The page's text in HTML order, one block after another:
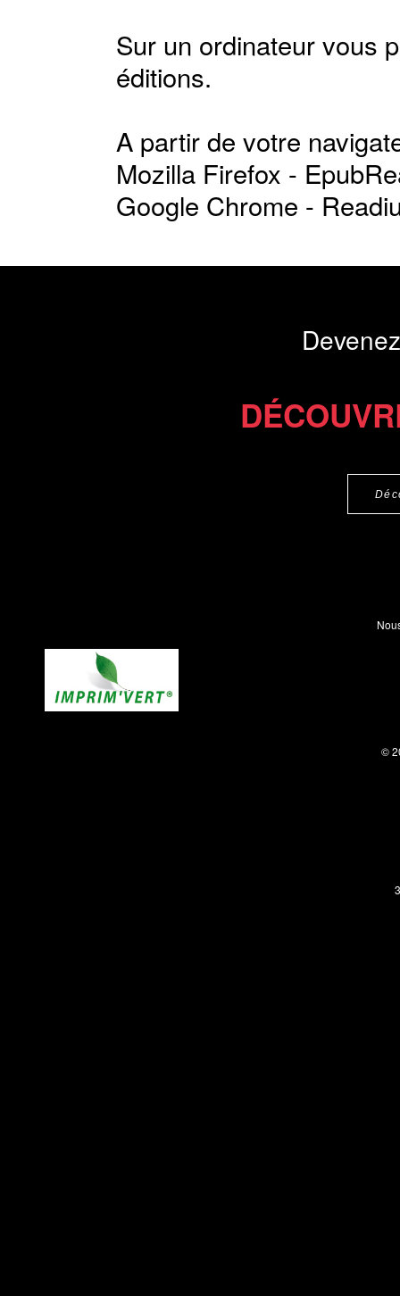
Sur un ordinateur vous
éditions.
A partir de votre
Mozilla Firefox -
Google Chrome -
©